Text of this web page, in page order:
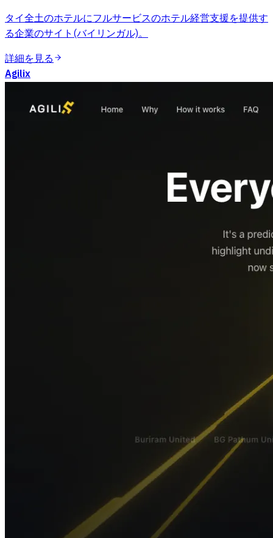
タイ全土のホテルにフルサービスのホテル経営支援を提供す
る企業のサイト(バイリンガル)。
詳細を見る
Agilix